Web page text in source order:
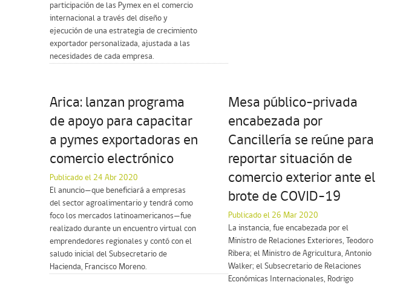
participación de las Pymex en el comercio
internacional a través del diseño y
ejecución de una estrategia de crecimiento
exportador personalizada, ajustada a las
necesidades de cada empresa.
Arica: lanzan programa
de apoyo para capacitar
a pymes exportadoras en
comercio electrónico
Publicado el 24 Abr 2020
El anuncio—que beneficiará a empresas
del sector agroalimentario y tendrá como
foco los mercados latinoamericanos—fue
realizado durante un encuentro virtual con
emprendedores regionales y contó con el
saludo inicial del Subsecretario de
Hacienda, Francisco Moreno.
Mesa público-privada
encabezada por
Cancillería se reúne para
reportar situación de
comercio exterior ante el
brote de COVID-19
Publicado el 26 Mar 2020
La instancia, fue encabezada por el
Ministro de Relaciones Exteriores, Teodoro
Ribera; el Ministro de Agricultura, Antonio
Walker; el Subsecretario de Relaciones
Económicas Internacionales, Rodrigo